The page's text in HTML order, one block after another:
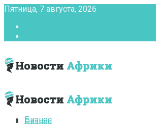
Пятница, 7 августа, 2026
Бизнес
Бизнес